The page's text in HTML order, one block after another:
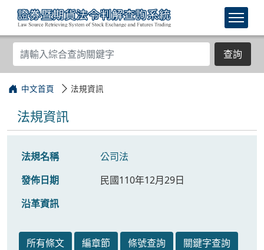
查詢
中文首頁 法規資訊
法規資訊
法規名稱
公司法
發佈日期
民國110年12月29日
沿革資訊
所有條文 編章節 條號查詢
關鍵字查詢